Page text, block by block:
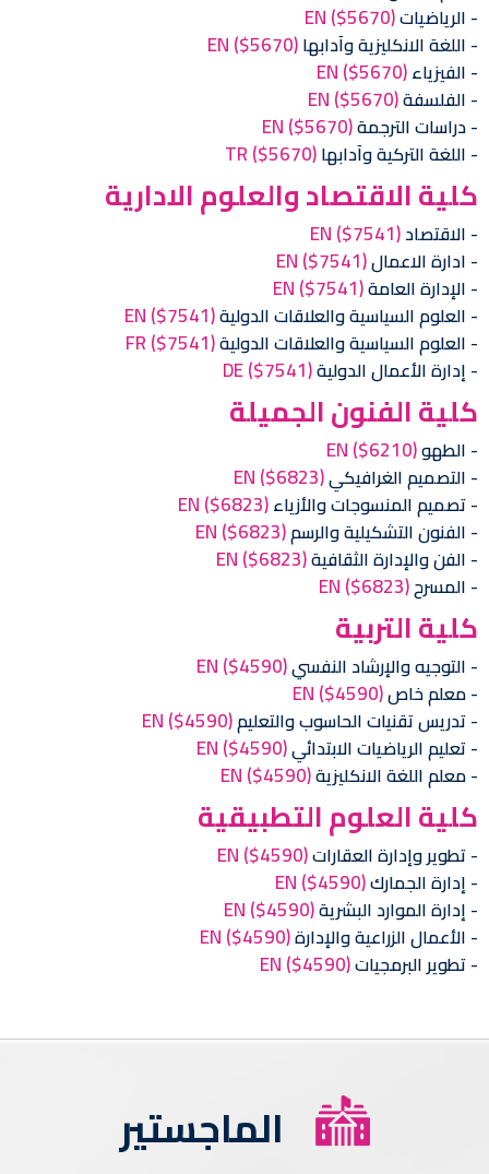
الرياضيات EN($5670)
اللغة الانكليزية وآدابها EN($5670)
الفيزياء EN($5670)
الفلسفة EN($5670)
دراسات الترجمة EN($5670)
اللغة التركية وآدابها TR($5670)
كلية الاقتصاد والعلوم الادارية
الاقتصاد EN($7541)
ادارة الاعمال EN($7541)
الإدارة العامة EN($7541)
العلوم السياسية والعلاقات الدولية EN($7541)
العلوم السياسية والعلاقات الدولية FR($7541)
إدارة الأعمال الدولية DE($7541)
كلية الفنون الجميلة
الطهو EN($6210)
التصميم الغرافيكي EN($6823)
تصميم المنسوجات والأزياء EN($6823)
الفنون التشكيلية والرسم EN($6823)
الفن والإدارة الثقافية EN($6823)
المسرح EN($6823)
كلية التربية
التوجيه والإرشاد النفسي EN($4590)
معلم خاص EN($4590)
تدريس تقنيات الحاسوب والتعليم EN($4590)
تعليم الرياضيات الابتدائي EN($4590)
معلم اللغة الانكليزية EN($4590)
كلية العلوم التطبيقية
تطوير وإدارة العقارات EN($4590)
إدارة الجمارك EN($4590)
إدارة الموارد البشرية EN($4590)
الأعمال الزراعية والإدارة EN($4590)
تطوير البرمجيات EN($4590)
الماجستير